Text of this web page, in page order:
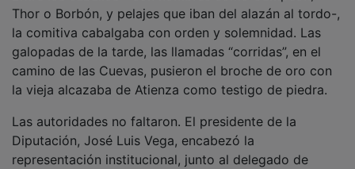
Thor o Borbón, y pelajes que iban del alazán al tordo-,
la comitiva cabalgaba con orden y solemnidad. Las
galopadas de la tarde, las llamadas “corridas”, en el
camino de las Cuevas, pusieron el broche de oro con
la vieja alcazaba de Atienza como testigo de piedra.
Las autoridades no faltaron. El presidente de la
Diputación, José Luis Vega, encabezó la
representación institucional, junto al delegado de